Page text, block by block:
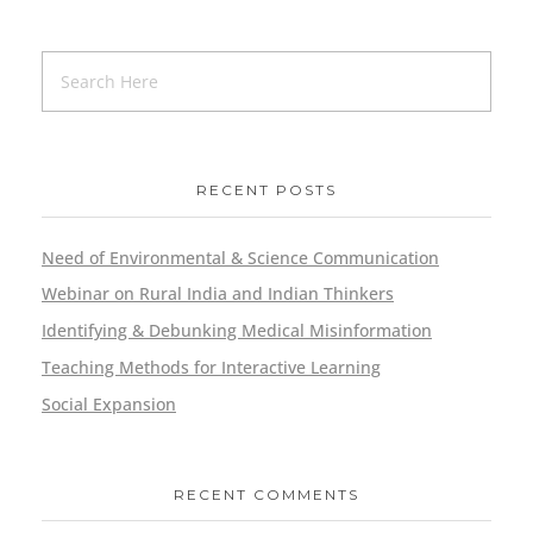
RECENT POSTS
Need of Environmental & Science Communication
Webinar on Rural India and Indian Thinkers
Identifying & Debunking Medical Misinformation
Teaching Methods for Interactive Learning
Social Expansion
RECENT COMMENTS